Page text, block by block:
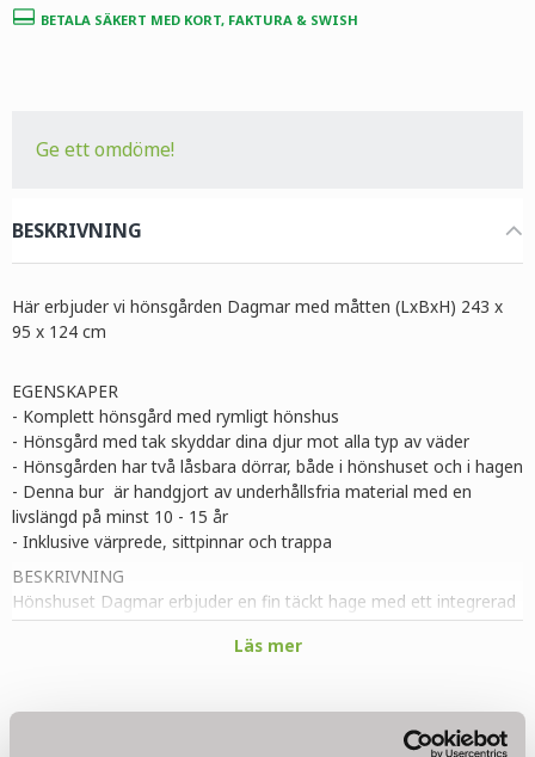
BETALA SÄKERT MED KORT, FAKTURA & SWISH
Ge ett omdöme!
BESKRIVNING
Här erbjuder vi hönsgården Dagmar med måtten (LxBxH) 243 x
95 x 124 cm
EGENSKAPER
- Komplett hönsgård med rymligt hönshus
- Hönsgård med tak skyddar dina djur mot alla typ av väder
- Hönsgården har två låsbara dörrar, både i hönshuset och i hagen
- Denna bur är handgjort av underhållsfria material med en
livslängd på minst 10 - 15 år
- Inklusive värprede, sittpinnar och trappa
BESKRIVNING
Hönshuset Dagmar erbjuder en fin täckt hage med ett integrerad
hönshus. Trähönshuset har ett yttermått på 243 x 95 x 124 cm
och en basstorlek på 240 x 90 cm. Detta gör den lämplig för
Hönshuset med tak har en behändig låsbar dörr för bra åtkomst
till inhägnaden och självklart till dina kycklingar. Hönsgården har
Läs mer